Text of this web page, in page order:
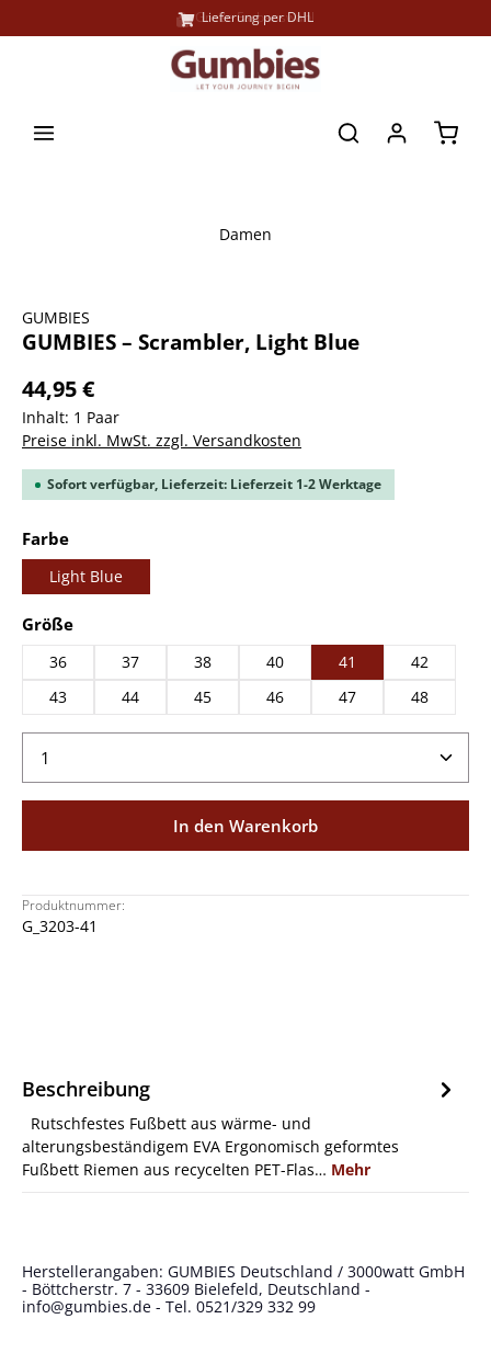
Große Farbauswahl
Lieferung per DHL
Damen
GUMBIES
GUMBIES – Scrambler, Light Blue
44,95 €
Inhalt: 1 Paar
Preise inkl. MwSt. zzgl. Versandkosten
Sofort verfügbar, Lieferzeit: Lieferzeit 1-2 Werktage
Farbeauswählen
Light Blue
Größeauswählen
36 37 38 40 41
42
43
44 45 46 47 48
Produkt Anzahl: Gib den gewünschten Wert ein
In den Warenkorb
Produktnummer:
G_3203-41
Beschreibung
Rutschfestes Fußbett aus wärme- und
alterungsbeständigem EVA Ergonomisch geformtes
Fußbett Riemen aus recycelten PET-Flas… Mehr
Herstellerangaben: GUMBIES Deutschland / 3000watt GmbH
- Böttcherstr. 7 - 33609 Bielefeld, Deutschland -
info@gumbies.de - Tel. 0521/329 332 99